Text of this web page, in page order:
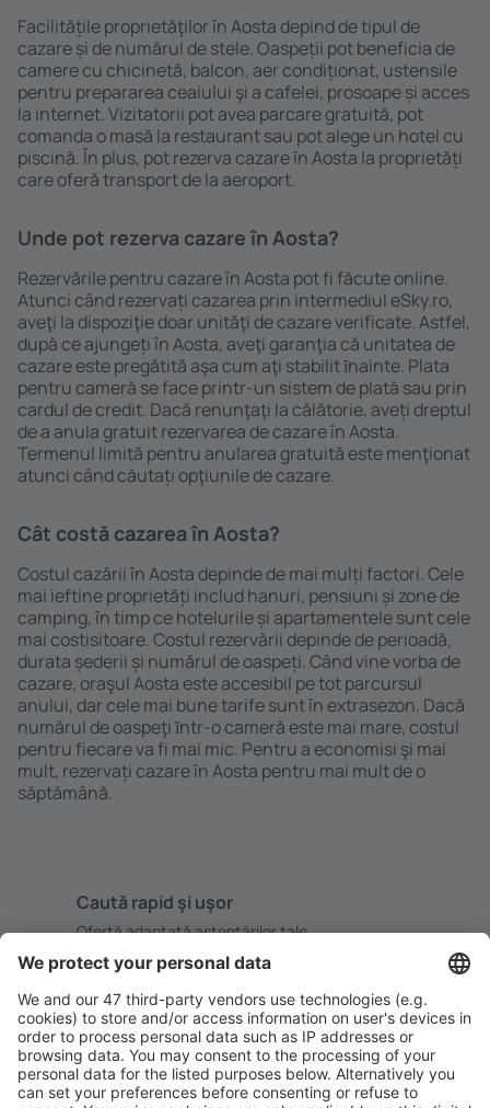
Facilitățile proprietăţilor în Aosta depind de tipul de
cazare și de numărul de stele. Oaspeții pot beneficia de
camere cu chicinetă, balcon, aer condiționat, ustensile
pentru prepararea ceaiului şi a cafelei, prosoape și acces
la internet. Vizitatorii pot avea parcare gratuită, pot
comanda o masă la restaurant sau pot alege un hotel cu
piscină. În plus, pot rezerva cazare în Aosta la proprietăți
care oferă transport de la aeroport.
Unde pot rezerva cazare în Aosta?
Rezervările pentru cazare în Aosta pot fi făcute online.
Atunci când rezervați cazarea prin intermediul eSky.ro,
aveţi la dispoziţie doar unităţi de cazare verificate. Astfel,
după ce ajungeți în Aosta, aveţi garanţia că unitatea de
cazare este pregătită aşa cum aţi stabilit ȋnainte. Plata
pentru cameră se face printr-un sistem de plată sau prin
cardul de credit. Dacă renunţaţi la călătorie, aveți dreptul
de a anula gratuit rezervarea de cazare în Aosta.
Termenul limită pentru anularea gratuită este menţionat
atunci când căutați opţiunile de cazare.
Cât costă cazarea în Aosta?
Costul cazării în Aosta depinde de mai mulți factori. Cele
mai ieftine proprietăți includ hanuri, pensiuni și zone de
camping, în timp ce hotelurile și apartamentele sunt cele
mai costisitoare. Costul rezervării depinde de perioadă,
durata șederii și numărul de oaspeți. Când vine vorba de
cazare, oraşul Aosta este accesibil pe tot parcursul
anului, dar cele mai bune tarife sunt în extrasezon. Dacă
numărul de oaspeţi ȋntr-o cameră este mai mare, costul
pentru fiecare va fi mai mic. Pentru a economisi şi mai
mult, rezervați cazare în Aosta pentru mai mult de o
săptămână.
Caută rapid şi uşor
Ofertă adaptată aşteptărilor tale.
Planifică ȋn siguranţă
Rezervare fără griji cu opțiune gratuită de anulare.
Economiseşte mai mult